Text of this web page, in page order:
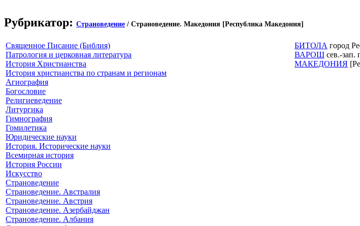
Рубрикатор: Страноведение / Страноведение. Македония [Республика Македония]
Священное Писание (Библия)
Патрология и церковная литература
История Христианства
История христианства по странам и регионам
Агиография
Богословие
Религиеведение
Литургика
Гимнография
Гомилетика
Юридические науки
История. Исторические науки
Всемирная история
История России
Искусство
Страноведение
Страноведение. Австралия
Страноведение. Австрия
Страноведение. Азербайджан
Страноведение. Албания
БИТОЛА город
ВАРОШ сев.-зап.
МАКЕДОНИЯ